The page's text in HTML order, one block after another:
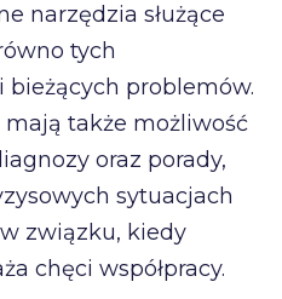
narzędzia służące
tych
problemów.
także możliwość
oraz porady,
sytuacjach
związku, kiedy
chęci współpracy.